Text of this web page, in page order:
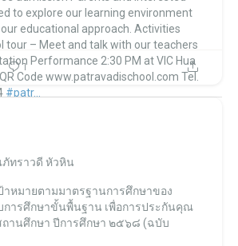
to explore our learning environment
educational approach. Activities
tour – Meet and talk with our teachers
Performance 2:30 PM at VIC Hua
Code www.patravadischool.com Tel.
#patr...
โรงเรียนภัทราวดี หัวหิน แผนกมัธยม Patravadi School Huahin Dec 29
1
ภัทราวดี หัวหิน
าหมายตามมาตรฐานการศึกษาของ
การศึกษาขั้นพื้นฐาน เพื่อการประกันคุณ
านศึกษา ปีการศึกษา ๒๕๖๘ (ฉบับ